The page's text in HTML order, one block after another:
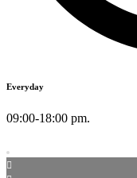
Everyday
09:00-18:00 pm.